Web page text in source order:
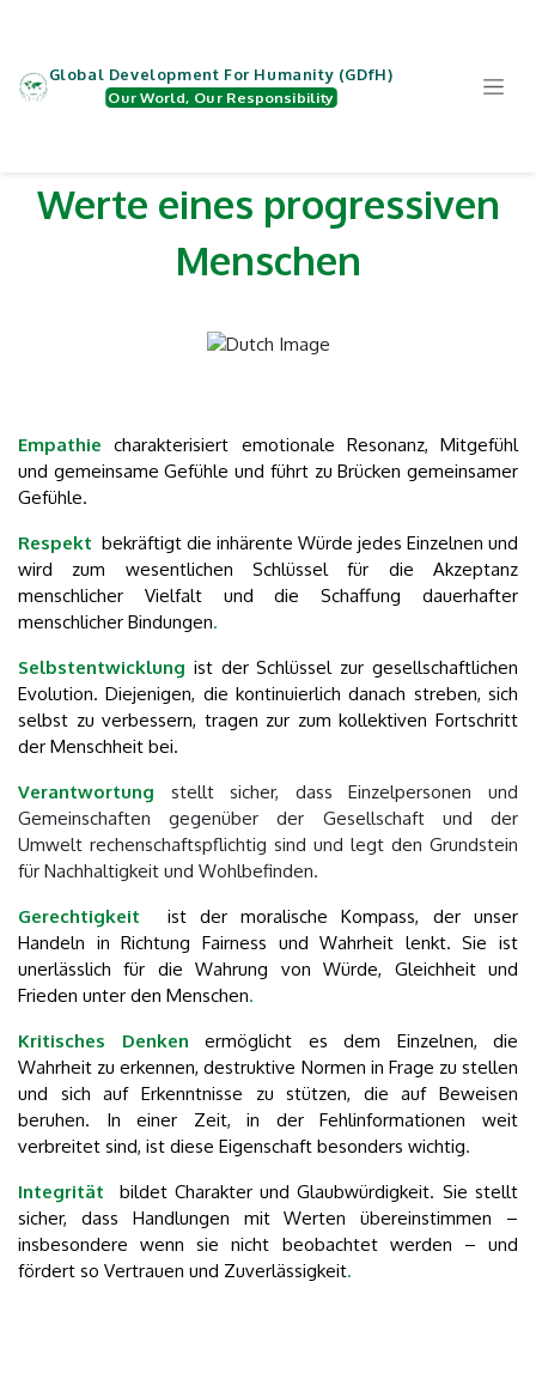
Global Development For Humanity (GDfH)
Our World, Our Responsibility
Werte eines progressiven
Menschen
Empathie charakterisiert emotionale Resonanz, Mitgefühl
und gemeinsame Gefühle und führt zu Brücken gemeinsamer
Gefühle.​
Respekt bekräftigt die inhärente Würde jedes Einzelnen und
wird zum wesentlichen Schlüssel für die Akzeptanz
menschlicher Vielfalt und die Schaffung dauerhafter
menschlicher Bindungen.
Selbstentwicklung ist der Schlüssel zur gesellschaftlichen
Evolution. Diejenigen, die kontinuierlich danach streben, sich
selbst zu verbessern, tragen zur zum kollektiven Fortschritt
der Menschheit bei.
Verantwortung stellt sicher, dass Einzelpersonen und
Gemeinschaften gegenüber der Gesellschaft und der
Umwelt rechenschaftspflichtig sind und legt den Grundstein
für Nachhaltigkeit und Wohlbefinden.
Gerechtigkeit ist der moralische Kompass, der unser
Handeln in Richtung Fairness und Wahrheit lenkt. Sie ist
unerlässlich für die Wahrung von Würde, Gleichheit und
Frieden unter den Menschen.
Kritisches Denken
ermöglicht es dem Einzelnen, die
Wahrheit zu erkennen, destruktive Normen in Frage zu stellen
und sich auf Erkenntnisse zu stützen, die auf Beweisen
beruhen. In einer Zeit, in der Fehlinformationen weit
verbreitet sind, ist diese Eigenschaft besonders wichtig.
Integrität bildet Charakter und Glaubwürdigkeit. Sie stellt
sicher, dass Handlungen mit Werten übereinstimmen –
insbesondere wenn sie nicht beobachtet werden – und
fördert so Vertrauen und Zuverlässigkeit.